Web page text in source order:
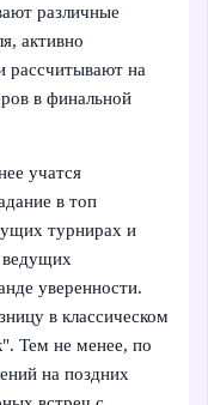
различные
активно
рассчитывают на
в финальной
учатся
в топ
турнирах и
ведущих
уверенности.
в классическом
Тем не менее, по
на поздних